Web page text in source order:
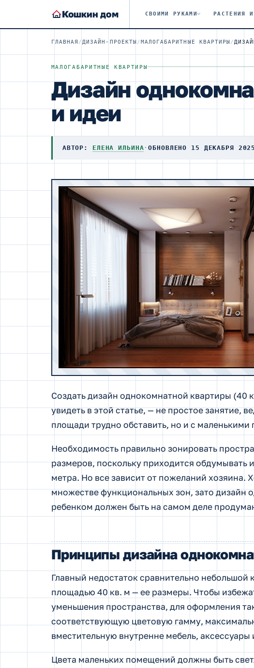
Кошкин дом СВОИМИ РУКАМИ РАСТЕНИЯ
ГЛАВНАЯ /ДИЗАЙН-ПРОЕКТЫ /МАЛОГАБАРИТНЫЕ КВАРТИРЫ /
МАЛОГАБАРИТНЫЕ КВАРТИРЫ
Дизайн
и идеи
АВТОР: ЕЛЕНА ИЛЬИНА ·ОБНОВЛЕНО 15 ДЕКАБРЯ 2025
Создать дизайн однокомнатной квартиры
увидеть в этой статье, — не простое занятие,
площади трудно обставить, но и с маленькими
Необходимость правильно зонировать
размеров, поскольку приходится обдумывать
метра. Но все зависит от пожеланий хозяина.
множестве функциональных зон, зато дизайн
ребенком должен быть на самом деле
Принципы дизайна
Главный недостаток сравнительно
площадью 40 кв. м — ее размеры. Чтобы
уменьшения пространства, для оформления
соответствующую цветовую гамму,
вместительную внутренне мебель,
Цвета маленьких помещений должны быть